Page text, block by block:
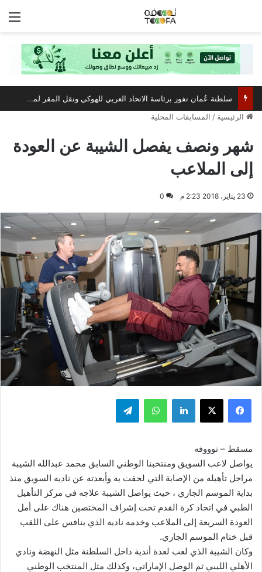
سلطنة عُمان تفوز برئاسة الاتحاد العربي للهوكي ونقل المقر لمسقط
الرئيسية / المسابقات المحلية
شهر ونصف يفصل الشيبة عن العودة
إلى الملاعب
23 يناير، 2018 2:23 م 0
فيسبوك ‫X لينكدإن واتساب تيلقرام
مسقط – توووفه
يواصل لاعب السويق ومنتخبنا الوطني السابق محمد عبدالله الشيبة
مراحل تأهيله من الإصابة التي لحقت به وأبعدته عن ناديه السويق منذ
بداية الموسم الجاري ، حيث يواصل الشيبة علاجه في مركز التأهيل
الطبي في اتحاد كرة القدم تحت إشراف المختصين هناك على أمل
العودة السريعة إلى الملاعب وخدمه ناديه الذي ينافس على اللقب
قبل ختام الموسم الجاري.
وكان الشيبة الذي لعب لعدة أندية داخل السلطنة مثل النهضة ونادي
الأهلي الليبي ثم الوصل الإماراتي، وكذلك مثل المنتخب الوطني